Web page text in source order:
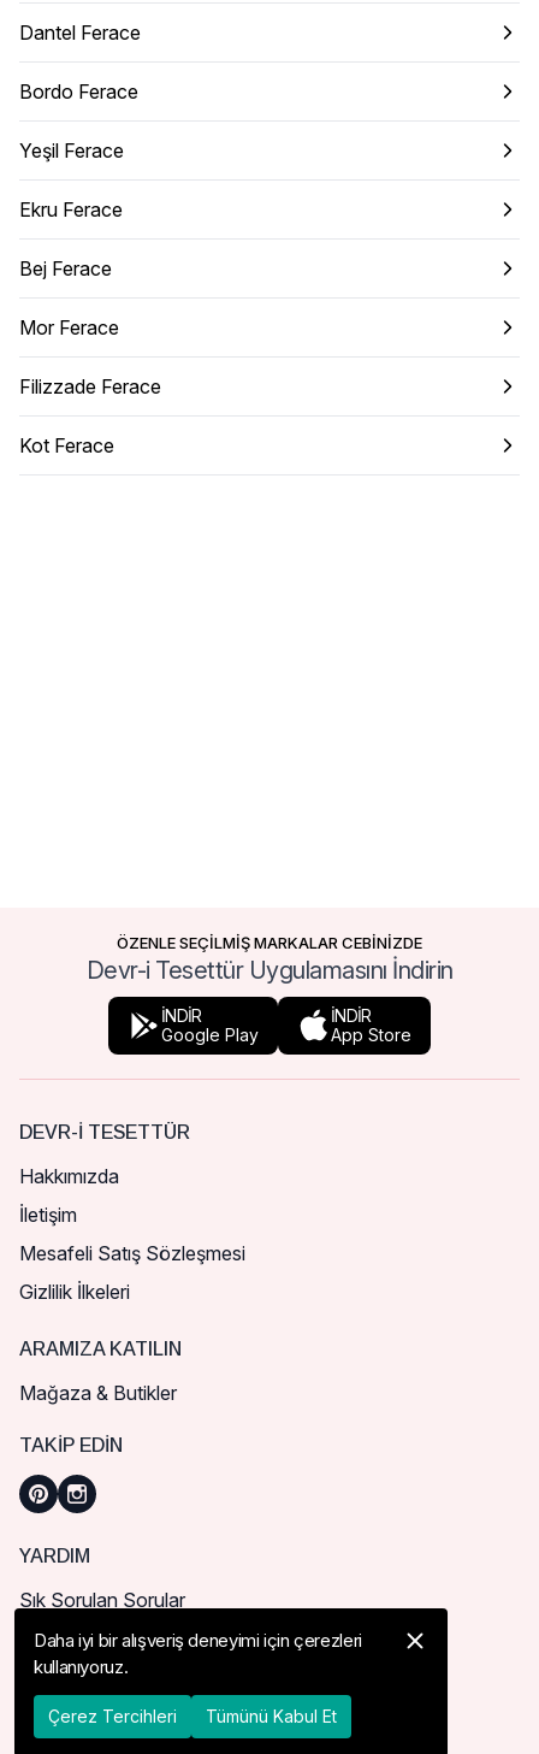
Dantel Ferace
Bordo Ferace
Yeşil Ferace
Ekru Ferace
Bej Ferace
Mor Ferace
Filizzade Ferace
Kot Ferace
ÖZENLE SEÇİLMİŞ MARKALAR CEBİNİZDE
Devr-i Tesettür Uygulamasını İndirin
İNDİR
Google Play
İNDİR
App Store
DEVR-I TESETTÜR
Hakkımızda
İletişim
Mesafeli Satış Sözleşmesi
Gizlilik İlkeleri
ARAMIZA KATILIN
Mağaza & Butikler
TAKIP EDIN
YARDIM
Sık Sorulan Sorular
Nasıl Sipariş Verebilirim?
Kargo ve Teslimat
İade, İptal ve Değişim
Daha iyi bir alışveriş deneyimi için çerezleri
kullanıyoruz.
Çerez Tercihleri Tümünü Kabul Et